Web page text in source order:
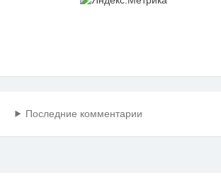
Последние комментарии